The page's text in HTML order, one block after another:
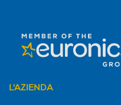
L'AZIENDA